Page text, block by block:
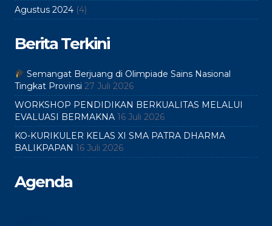
Agustus 2024 (4)
Berita Terkini
Semangat Berjuang di Olimpiade Sains Nasional
Tingkat Provinsi 27 Juli 2026
WORKSHOP PENDIDIKAN BERKUALITAS MELALUI
EVALUASI BERMAKNA 16 Juli 2026
KO-KURIKULER KELAS XI SMA PATRA DHARMA
BALIKPAPAN 16 Juli 2026
Agenda